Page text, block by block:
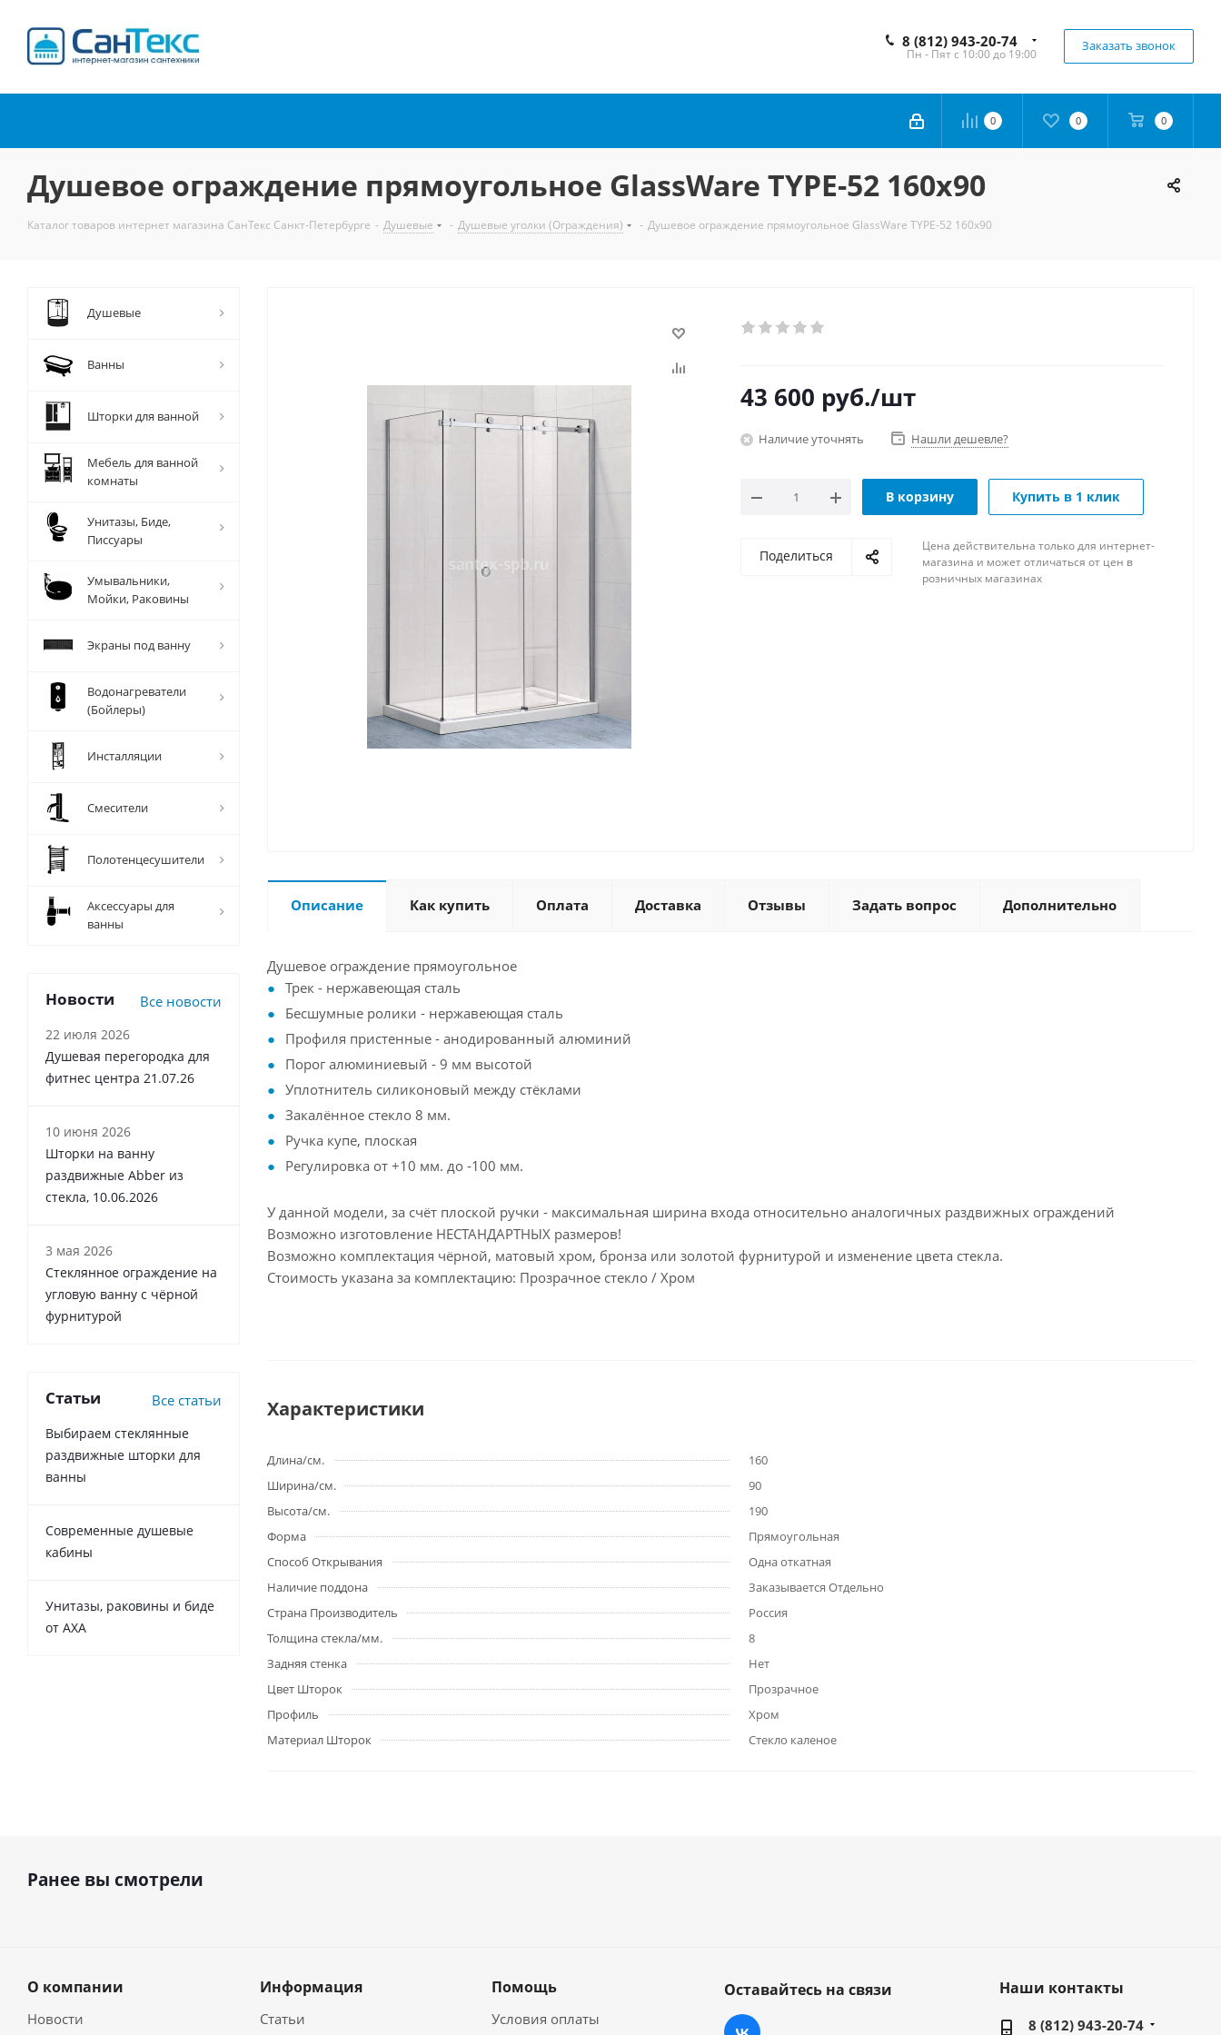
8 (812) 943-20-74
Пн - Пят с 10:00 до 19:00
Заказать звонок
0 0 0
Душевое ограждение прямоугольное GlassWare TYPE-52 160x90
Каталог товаров интернет магазина СанТекс Санкт-Петербурге - Душевые - Душевые уголки (Ограждения) - Душевое ограждение прямоугольное GlassWare TYPE-52 160x90
43 600 руб./шт
Наличие уточнять Нашли дешевле?
В корзину Купить в 1 клик
Поделиться
Цена действительна только для интернет-
магазина и может отличаться от цен в
розничных магазинах
Описание Как купить Оплата Доставка Отзывы Задать вопрос Дополнительно
Душевое ограждение прямоугольное
Трек - нержавеющая сталь
Бесшумные ролики - нержавеющая сталь
Профиля пристенные - анодированный алюминий
Порог алюминиевый - 9 мм высотой
Уплотнитель силиконовый между стёклами
Закалённое стекло 8 мм.
Ручка купе, плоская
Регулировка от +10 мм. до -100 мм.
У данной модели, за счёт плоской ручки - максимальная ширина входа относительно аналогичных раздвижных ограждений
Возможно изготовление НЕСТАНДАРТНЫХ размеров!
Возможно комплектация чёрной, матовый хром, бронза или золотой фурнитурой и изменение цвета стекла.
Стоимость указана за комплектацию: Прозрачное стекло / Хром
Характеристики
Длина/см.
160
Ширина/см.
90
Высота/см.
190
Форма
Прямоугольная
Способ Открывания
Одна откатная
Наличие поддона
Заказывается Отдельно
Страна Производитель
Россия
Толщина стекла/мм.
8
Задняя стенка
Нет
Цвет Шторок
Прозрачное
Профиль
Хром
Материал Шторок
Стекло каленое
Душевые
Ванны
Шторки для ванной
Мебель для ванной
комнаты
Унитазы, Биде,
Писсуары
Умывальники,
Мойки, Раковины
Экраны под ванну
Водонагреватели
(Бойлеры)
Инсталляции
Смесители
Полотенцесушители
Аксессуары для
ванны
Новости Все новости
22 июля 2026
Душевая перегородка для
фитнес центра 21.07.26
10 июня 2026
Шторки на ванну
раздвижные Abber из
стекла, 10.06.2026
3 мая 2026
Стеклянное ограждение на
угловую ванну с чёрной
фурнитурой
Статьи Все статьи
Выбираем стеклянные
раздвижные шторки для
ванны
Современные душевые
кабины
Унитазы, раковины и биде
от AXA
Ранее вы смотрели
О компании
Новости
Информация
Статьи
Помощь
Условия оплаты
Оставайтесь на связи Наши контакты
8 (812) 943-20-74